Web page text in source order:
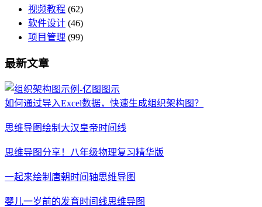
视频教程 (62)
软件设计 (46)
项目管理 (99)
最新文章
如何通过导入Excel数据，快速生成组织架构图？
思维导图绘制大汉皇帝时间线
思维导图分享！八年级物理复习精华版
一起来绘制唐朝时间轴思维导图
婴儿一岁前的发育时间线思维导图